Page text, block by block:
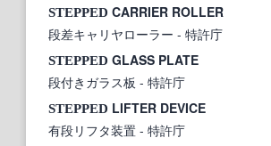
STEPPED CARRIER ROLLER
段差キャリヤローラー - 特許庁
STEPPED GLASS PLATE
段付きガラス板 - 特許庁
STEPPED LIFTER DEVICE
有段リフタ装置 - 特許庁